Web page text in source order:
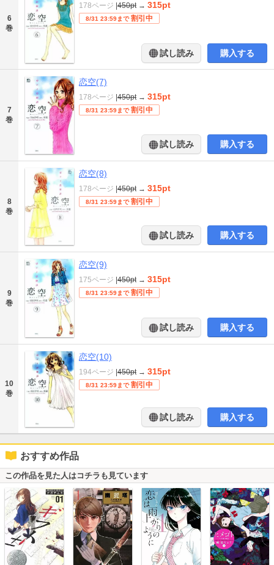
6
巻
178ページ 450pt → 315pt
8/31 23:59まで 割引中
試し読み 購入する
7
巻
恋空(7)
178ページ 450pt → 315pt
8/31 23:59まで 割引中
試し読み 購入する
8
巻
恋空(8)
178ページ 450pt → 315pt
8/31 23:59まで 割引中
試し読み 購入する
9
巻
恋空(9)
175ページ 450pt → 315pt
8/31 23:59まで 割引中
試し読み 購入する
10
巻
恋空(10)
194ページ 450pt → 315pt
8/31 23:59まで 割引中
試し読み 購入する
おすすめ作品
この作品を見た人はコチラも見ています